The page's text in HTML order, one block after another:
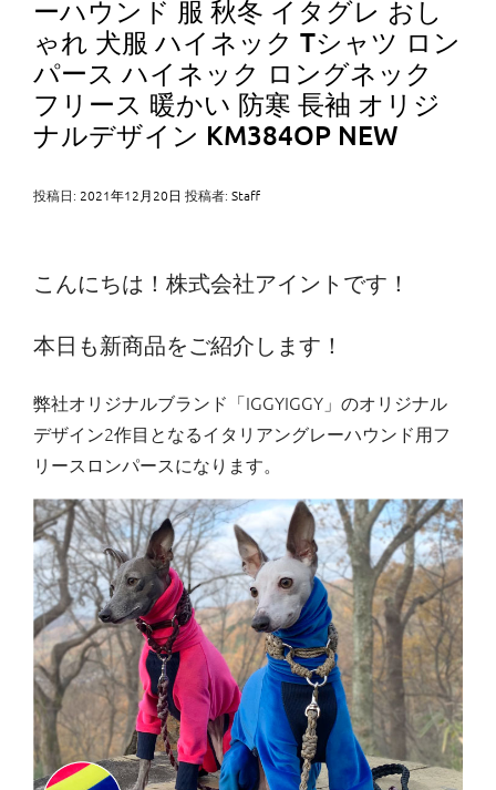
ーハウンド 服 秋冬 イタグレ おし
ゃれ 犬服 ハイネック Tシャツ ロン
パース ハイネック ロングネック
フリース 暖かい 防寒 長袖 オリジ
ナルデザイン KM384OP NEW
投稿日: 2021年12月20日 投稿者: Staff
こんにちは！株式会社アイントです！
本日も新商品をご紹介します！
弊社オリジナルブランド「IGGYIGGY」のオリジナル
デザイン2作目となるイタリアングレーハウンド用フ
リースロンパースになります。